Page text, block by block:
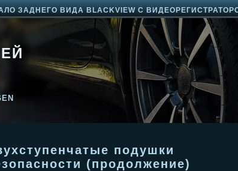
ЗАДНЕГО ВИДА BLACKVIEW С
подушки
(продолжение)